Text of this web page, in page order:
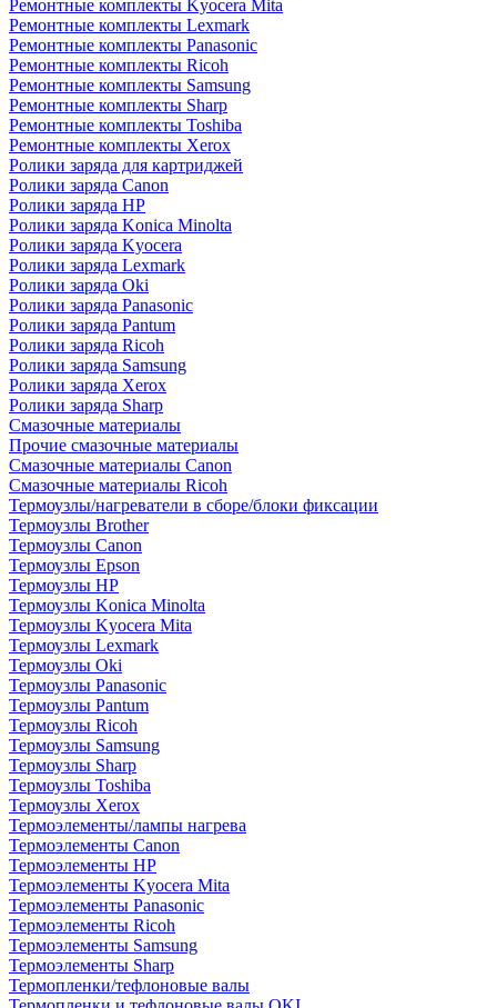
Ремонтные комплекты Kyocera Mita
Ремонтные комплекты Lexmark
Ремонтные комплекты Panasonic
Ремонтные комплекты Ricoh
Ремонтные комплекты Samsung
Ремонтные комплекты Sharp
Ремонтные комплекты Toshiba
Ремонтные комплекты Xerox
Ролики заряда для картриджей
Ролики заряда Canon
Ролики заряда HP
Ролики заряда Konica Minolta
Ролики заряда Kyocera
Ролики заряда Lexmark
Ролики заряда Oki
Ролики заряда Panasonic
Ролики заряда Pantum
Ролики заряда Ricoh
Ролики заряда Samsung
Ролики заряда Xerox
Ролики заряда Sharp
Смазочные материалы
Прочие смазочные материалы
Смазочные материалы Canon
Смазочные материалы Ricoh
Термоузлы/нагреватели в сборе/блоки фиксации
Термоузлы Brother
Термоузлы Canon
Термоузлы Epson
Термоузлы HP
Термоузлы Konica Minolta
Термоузлы Kyocera Mita
Термоузлы Lexmark
Термоузлы Oki
Термоузлы Panasonic
Термоузлы Pantum
Термоузлы Ricoh
Термоузлы Samsung
Термоузлы Sharp
Термоузлы Toshiba
Термоузлы Xerox
Термоэлементы/лампы нагрева
Термоэлементы Canon
Термоэлементы HP
Термоэлементы Kyocera Mita
Термоэлементы Panasonic
Термоэлементы Ricoh
Термоэлементы Samsung
Термоэлементы Sharp
Термопленки/тефлоновые валы